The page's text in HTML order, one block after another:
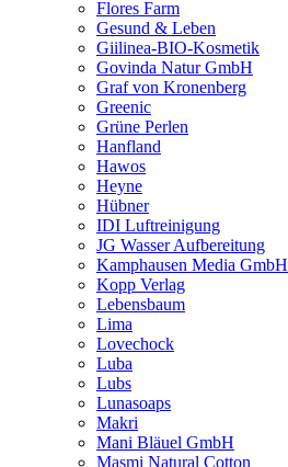
Flores Farm
Gesund & Leben
Giilinea-BIO-Kosmetik
Govinda Natur GmbH
Graf von Kronenberg
Greenic
Grüne Perlen
Hanfland
Hawos
Heyne
Hübner
IDI Luftreinigung
JG Wasser Aufbereitung
Kamphausen Media GmbH
Kopp Verlag
Lebensbaum
Lima
Lovechock
Luba
Lubs
Lunasoaps
Makri
Mani Bläuel GmbH
Masmi Natural Cotton